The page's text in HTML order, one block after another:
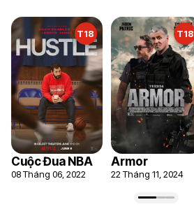
T18
Cuộc Đua NBA
08 Tháng 06, 2022
T18
Armor
22 Tháng 11, 2024